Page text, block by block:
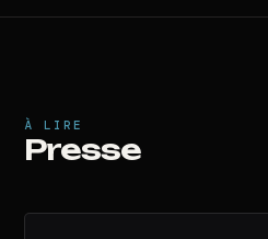
À LIRE
Presse